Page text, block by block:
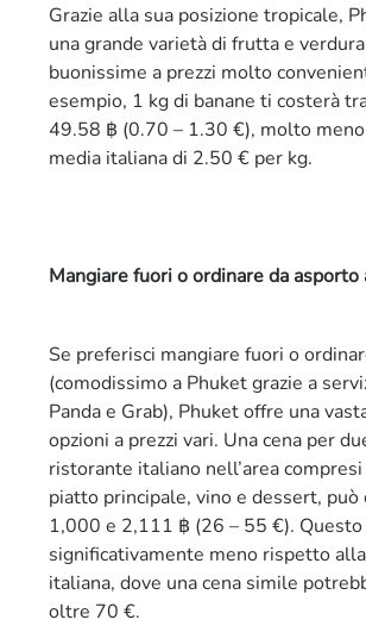
Grazie alla sua posizione tropicale,
una grande varietà di frutta e
buonissime a prezzi molto
esempio, 1 kg di banane ti costerà
49.58 ฿ (0.70 – 1.30 €), molto
media italiana di 2.50 € per kg.
Mangiare fuori o ordinare da asporto
Se preferisci mangiare fuori o
(comodissimo a Phuket grazie a
Panda e Grab), Phuket offre una
opzioni a prezzi vari. Una cena per
ristorante italiano nell’area
piatto principale, vino e dessert, può
1,000 e 2,111 ฿ (26 – 55 €). Questo
significativamente meno rispetto
italiana, dove una cena simile
oltre 70 €.